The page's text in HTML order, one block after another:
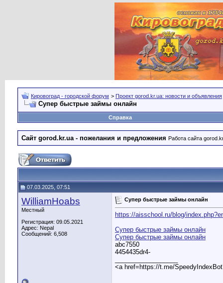
Кировоград - городской форум > Проект gorod.kr.ua: новости и объявления
Супер быстрые займы онлайн
Справка
Сайт gorod.kr.ua - пожелания и предложения Работа сайта
07.03.2025, 07:51
WilliamHoabs
Местный
Регистрация: 09.05.2021
Адрес: Nepal
Сообщений: 6,508
Супер быстрые займы онлайн
https://aisschool.ru/blog/
Супер быстрые займы онлайн
Супер быстрые займы онлайн
abc7550
4454435dr4-
<a href=https://t.me/